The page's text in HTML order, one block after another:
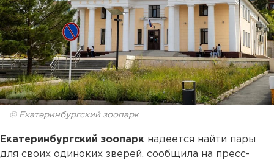
© Екатеринбургский зоопарк
Екатеринбургский зоопарк надеется найти пары
для своих одиноких зверей, сообщила на пресс-